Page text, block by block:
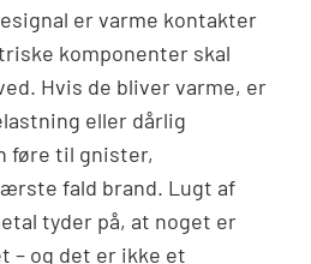
er varme kontakter
komponenter skal
Hvis de bliver varme, er
eller dårlig
føre til gnister,
fald brand. Lugt af
tyder på, at noget er
– og det er ikke et